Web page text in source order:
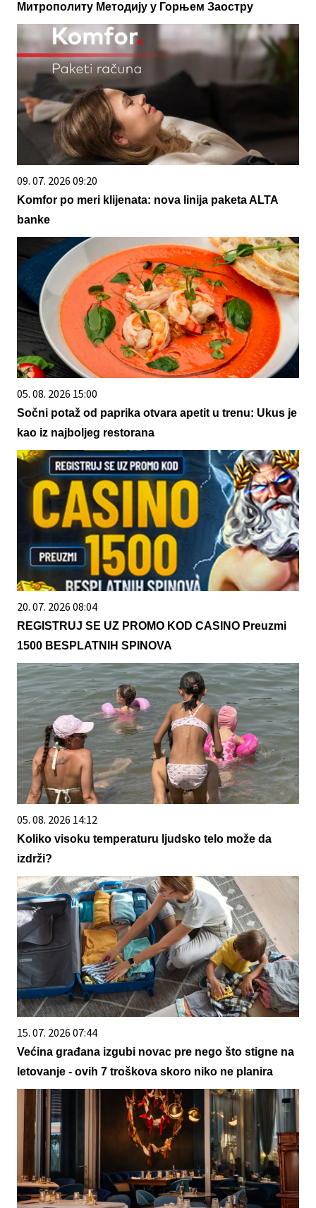
Митрополиту Методију у Горњем Заостру
09. 07. 2026 09:20
Komfor po meri klijenata: nova linija paketa ALTA
banke
05. 08. 2026 15:00
Sočni potaž od paprika otvara apetit u trenu: Ukus je
kao iz najboljeg restorana
20. 07. 2026 08:04
REGISTRUJ SE UZ PROMO KOD CASINO Preuzmi
1500 BESPLATNIH SPINOVA
05. 08. 2026 14:12
Koliko visoku temperaturu ljudsko telo može da
izdrži?
15. 07. 2026 07:44
Većina građana izgubi novac pre nego što stigne na
letovanje - ovih 7 troškova skoro niko ne planira